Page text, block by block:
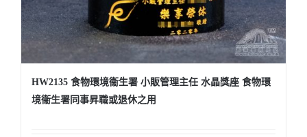
HW2135 食物環境衞生署 小販管理主任 水晶獎座 食物環
境衞生署同事昇職或退休之用